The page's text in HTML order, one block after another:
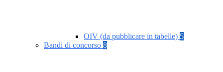
OIV (da pubblicare in tabelle) 5
Bandi di concorso 8